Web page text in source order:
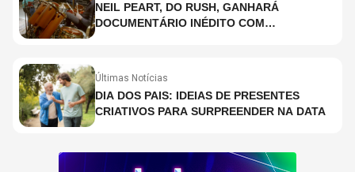
NEIL PEART, DO RUSH, GANHARÁ
DOCUMENTÁRIO INÉDITO COM
Últimas Notícias
DIA DOS PAIS: IDEIAS DE PRESENTES
CRIATIVOS PARA SURPREENDER NA DATA